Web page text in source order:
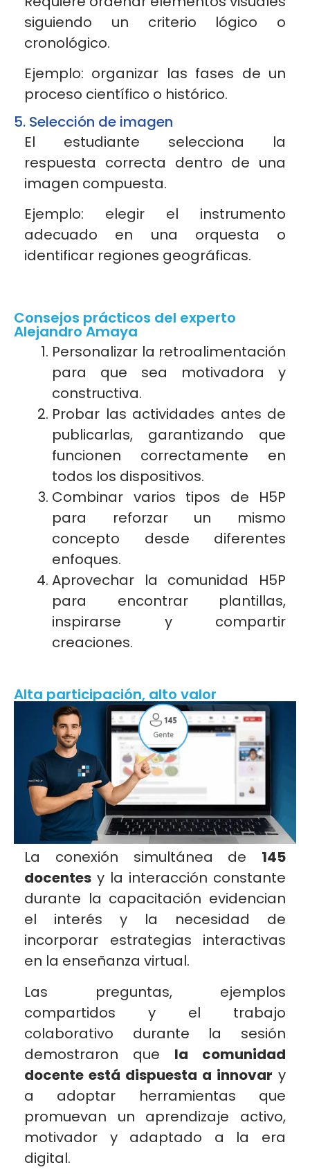
siguiendo un criterio lógico o
cronológico.
Ejemplo: organizar las fases de un
proceso científico o histórico.
5. Selección de imagen
El estudiante selecciona la
respuesta correcta dentro de una
imagen compuesta.
Ejemplo: elegir el instrumento
adecuado en una orquesta o
identificar regiones geográficas.
Consejos prácticos del experto
Alejandro Amaya
Personalizar la retroalimentación
para que sea motivadora y
constructiva.
Probar las actividades antes de
publicarlas, garantizando que
funcionen correctamente en
todos los dispositivos.
Combinar varios tipos de H5P
para reforzar un mismo
concepto desde diferentes
enfoques.
Aprovechar la comunidad H5P
para encontrar plantillas,
inspirarse y compartir
creaciones.
Alta participación, alto valor
La conexión simultánea de 145
docentes y la interacción constante
durante la capacitación evidencian
el interés y la necesidad de
incorporar estrategias interactivas
en la enseñanza virtual.
Las preguntas, ejemplos
compartidos y el trabajo
colaborativo durante la sesión
demostraron que la comunidad
docente está dispuesta a innovar y
a adoptar herramientas que
promuevan un aprendizaje activo,
motivador y adaptado a la era
digital.